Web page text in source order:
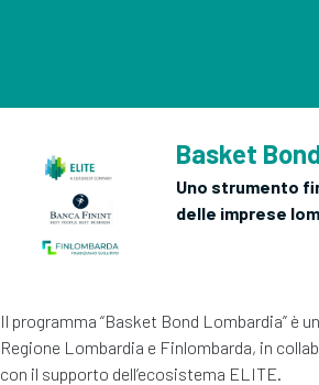
Basket
Uno strumento
delle imprese
Il programma “Basket Bond Lombardia” è
Regione Lombardia e Finlombarda, in
con il supporto dell’ecosistema ELITE.